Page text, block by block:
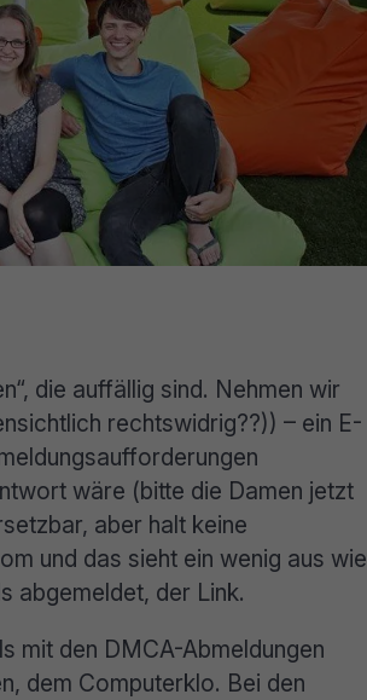
die auffällig sind. Nehmen wir
rechtswidrig??)) – ein E-
wäre (bitte die Damen jetzt
aber halt keine
und das sieht ein wenig aus wie
abgemeldet, der Link.
mit den DMCA-Abmeldungen
dem Computerklo. Bei den